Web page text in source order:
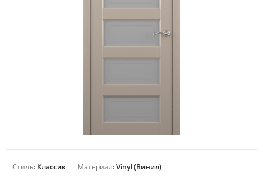
Стиль: Классик Материал: Vinyl (Винил)